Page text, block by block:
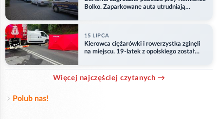
Bolko. Zaparkowane auta utrudniają
15 LIPCA
Kierowca ciężarówki i rowerzystka zginęli
na miejscu. 19-latek z opolskiego został
Więcej najczęściej czytanych →
Polub nas!